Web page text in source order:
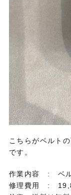
こちらがベルト
です。
作業内容 : ベル
修理費用 :